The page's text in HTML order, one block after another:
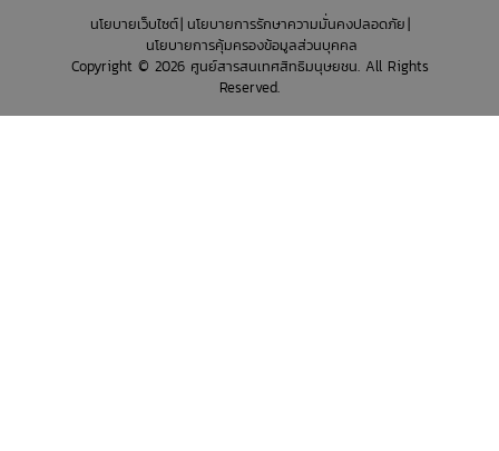
นโยบายเว็บไซต์ นโยบายการรักษาความมั่นคงปลอดภัย
นโยบายการคุ้มครองข้อมูลส่วนบุคคล
Copyright © 2026 ศูนย์สารสนเทศสิทธิมนุษยชน. All Rights
Reserved.